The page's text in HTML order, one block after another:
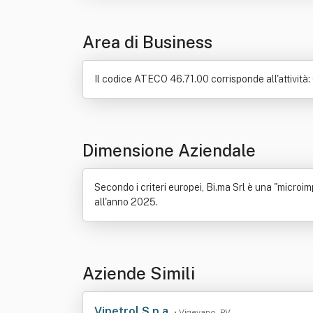
Area di Business
Il codice ATECO 46.71.00 corrisponde
Dimensione Aziendale
Secondo i criteri europei, Bi.ma Srl è una
all'anno 2025.
Aziende Simili